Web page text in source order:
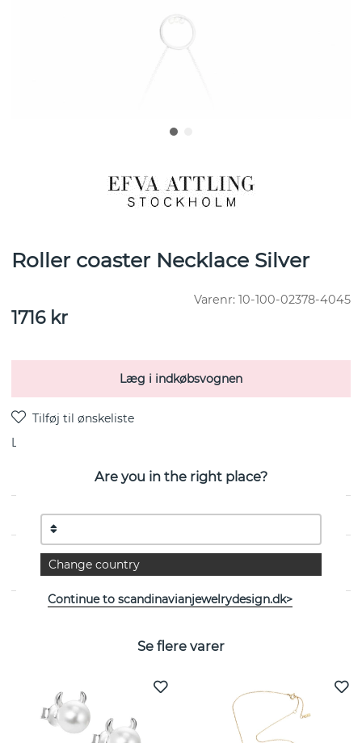
Roller coaster Necklace Silver
Varenr: 10-100-02378-4045
1716kr
Læg i indkøbsvognen
Levering:
EGENSKABER
Se flere varer
Are you in the right place?
Change country
Continue to scandinavianjewelrydesign.dk>